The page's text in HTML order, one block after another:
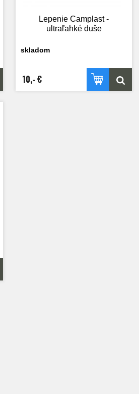
Lepenie Camplast -
ultraľahké duše
skladom
10,- €